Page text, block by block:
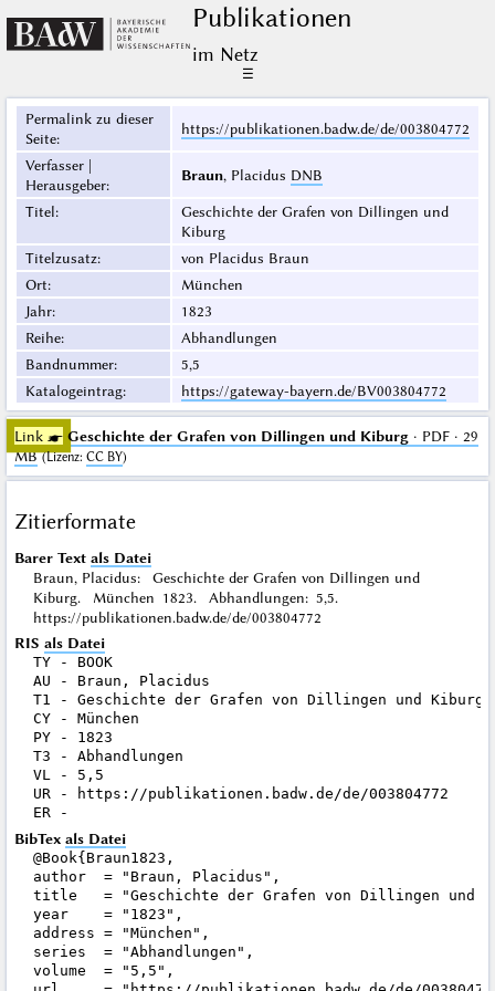
Publikationen
im Netz
☰
Permalink zu dieser
Seite:
https://publikationen.badw.de/de/003804772
Verfasser |
Herausgeber:
Braun, Placidus DNB
Titel:
Geschichte der Grafen von Dillingen und
Kiburg
Titelzusatz:
von Placidus Braun
Ort:
München
Jahr:
1823
Reihe:
Abhandlungen
Bandnummer:
5,5
Katalogeintrag: https://gateway-bayern.de/BV003804772
Link ☛ Geschichte der Grafen von Dillingen und Kiburg· PDF · 29
MB (Lizenz: CC BY)
Zitierformate
Barer Text als Datei
Braun, Placidus: Geschichte der Grafen von Dillingen und
Kiburg. München 1823. Abhandlungen: 5,5.
https://publikationen.badw.de/de/003804772
RIS als Datei
TY - BOOK
AU - Braun, Placidus
T1 - Geschichte der Grafen von Dillingen und Kiburg
CY - München
PY - 1823
T3 - Abhandlungen
VL - 5,5
UR - https://publikationen.badw.de/de/003804772
BibTex als Datei
@Book{Braun1823,
author  = "Braun, Placidus",
title   = "Geschichte der Grafen von Dillingen und
year    = "1823",
address = "München",
series  = "Abhandlungen",
volume  = "5,5",